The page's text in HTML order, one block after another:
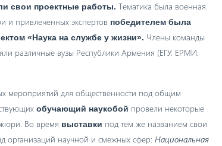
свои проектные работы. Тематика была военная.
и привлеченных экспертов победителем была
«Наука на службе у жизни». Члены команды
различные вузы Республики Армения (ЕГУ, ЕРМИ,
мероприятий для общественности под общим
обучающий наукобой провели некоторые
Во время выставки под тем же названием свои
организаций научной и смежных сфер: Национальная